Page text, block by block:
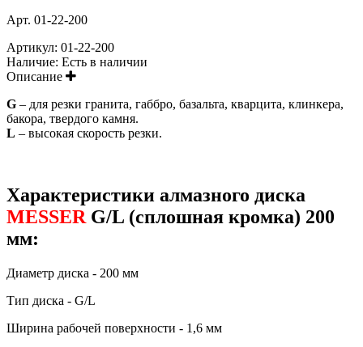
Арт. 01-22-200
Артикул: 01-22-200
Наличие: Есть в наличии
Описание
G – для резки гранита, габбро, базальта, кварцита, клинкера,
бакора, твердого камня.
L – высокая скорость резки.
Характеристики алмазного диска
MESSER G/L (сплошная кромка) 200
мм:
Диаметр диска - 200 мм
Тип диска - G/L
Ширина рабочей поверхности - 1,6 мм